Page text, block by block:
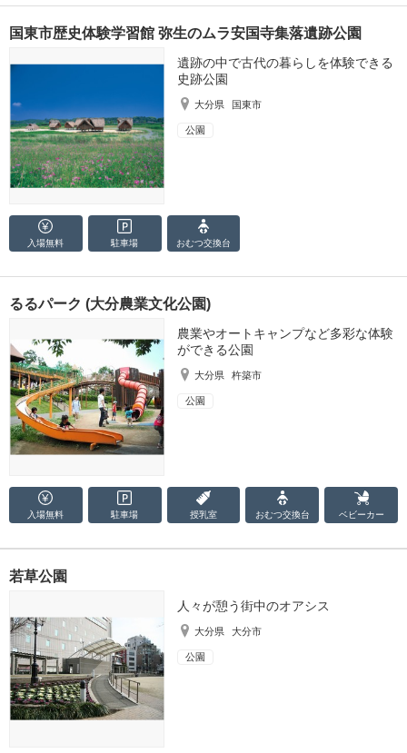
国東市歴史体験学習館 弥生のムラ安国寺集落遺跡公園
遺跡の中で古代の暮らしを体験できる
史跡公園
大分県 国東市
公園
入場無料 駐車場 おむつ交換台
るるパーク (大分農業文化公園)
農業やオートキャンプなど多彩な体験
ができる公園
大分県 杵築市
公園
入場無料 駐車場 授乳室 おむつ交換台 ベビーカー
若草公園
人々が憩う街中のオアシス
大分県 大分市
公園